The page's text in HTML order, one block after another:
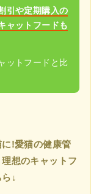
引や定期購入の
ャットフードも
ットフードと比
!愛猫の健康管
想のキャットフ
↓